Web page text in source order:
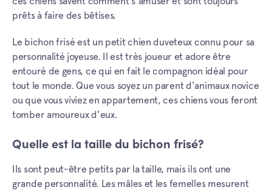
prêts à faire des bêtises.
Le bichon frisé est un petit chien duveteux connu pour sa
personnalité joyeuse. Il est très joueur et adore être
entouré de gens, ce qui en fait le compagnon idéal pour
tout le monde. Que vous soyez un parent d'animaux novice
ou que vous viviez en appartement, ces chiens vous feront
tomber amoureux d'eux.
Quelle est la taille du bichon frisé?
Ils sont peut-être petits par la taille, mais ils ont une
grande personnalité. Les mâles et les femelles mesurent